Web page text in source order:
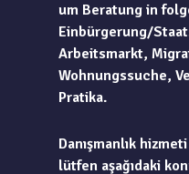
um Beratung in
Einbürgerung/
Arbeitsmarkt,
Wohnungssuche,
Pratika.
Danışmanlık
lütfen aşağıdaki